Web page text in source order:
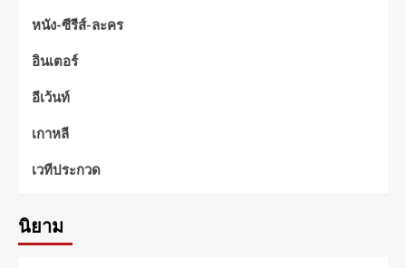
หนัง-ซีรีส์-ละคร
อินเตอร์
อีเว้นท์
เกาหลี
เวทีประกวด
นิยาม